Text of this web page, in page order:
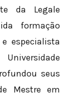
da Legale
formação
especialista
seus
Mestre em